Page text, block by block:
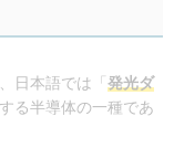
日本語では「 発光ダ
る半導体の一種であ